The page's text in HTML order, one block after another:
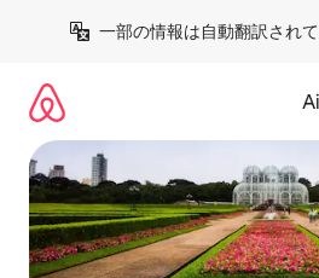
一部の情報は自動翻訳されて